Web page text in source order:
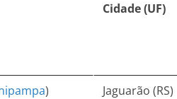
Cidade (UF)
) Jaguarão (RS)